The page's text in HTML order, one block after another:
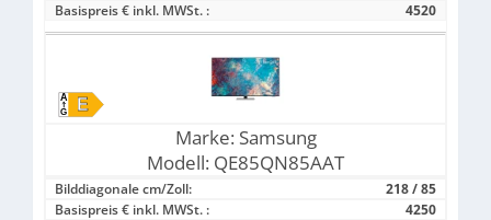
Basispreis € inkl. MWSt. :
4520
Marke: Samsung
Modell: QE85QN85AAT
Bilddiagonale cm/Zoll:
218 / 85
Basispreis € inkl. MWSt. :
4250